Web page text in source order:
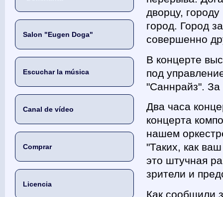
Salon "Eugen Doga"
Escuchar la música
Canal de vídeo
Comprar
Licencia
дворцу,
город. Город
совершенно
В концерте
под
"Саннрайз". За
Два часа
концерта
нашем
"Таких, как
это штучная
зрители и
Как сообщили